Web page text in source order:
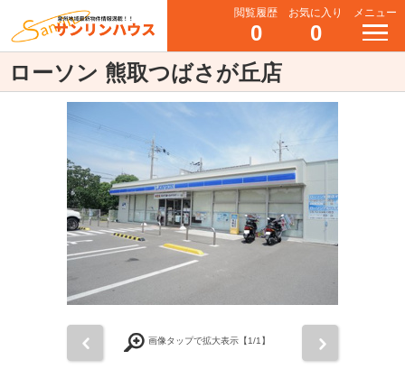
閲覧履歴
0
お気に入り
0
メニュー
ローソン 熊取つばさが丘店
画像タップで拡大表示【1/1】